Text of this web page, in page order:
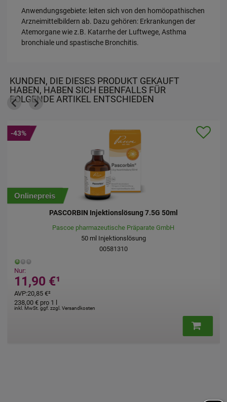
Anwendungsgebiete: leiten sich von den homöopathischen
Arzneimittelbildern ab. Dazu gehören: Erkrankungen der
Atemorgane wie z.B. Katarrhe der Luftwege, Asthma
bronchiale und spastische Bronchitis.
KUNDEN, DIE DIESES PRODUKT GEKAUFT
HABEN, HABEN SICH EBENFALLS FÜR
FOLGENDE ARTIKEL ENTSCHIEDEN
Onlinepreis
PASCORBIN Injektionslösung 7.5G 50ml
Pascoe pharmazeutische Präparate GmbH
50ml Injektionslösung
00581310
Nur:
11,90 €¹
AVP:20,85 €²
inkl. MwSt. ggf. zzgl. Versandkosten
238,00 €pro 1 l
-43%